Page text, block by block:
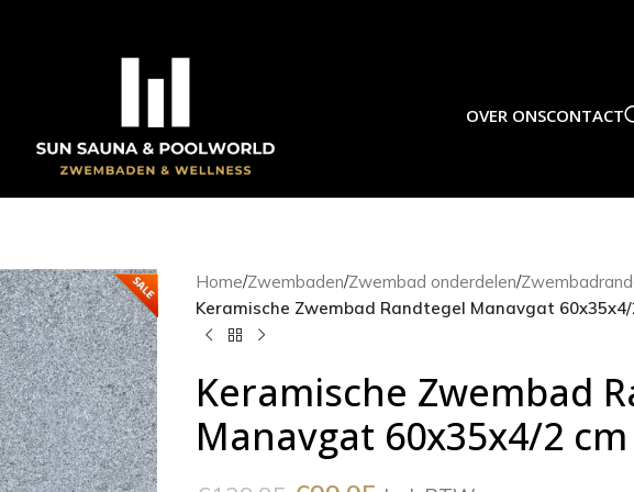
OVER ONSCONTACT
Home/Zwembaden/Zwembad onderdelen/
Keramische Zwembad Randtegel Manavgat 60x35x4/
Keramische Zwembad
Manavgat 60x35x4/2 cm